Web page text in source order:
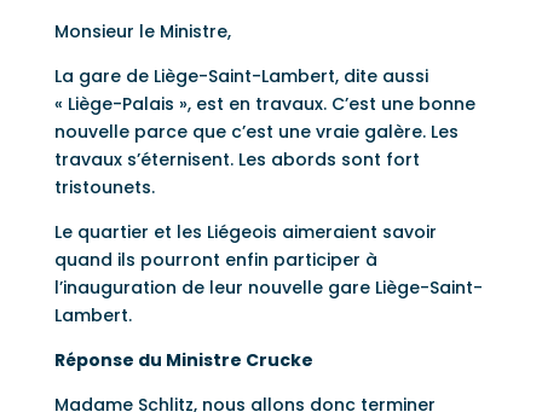
Monsieur le Ministre,
La gare de Liège-Saint-Lambert, dite aussi
« Liège-Palais », est en travaux. C’est une bonne
nouvelle parce que c’est une vraie galère. Les
travaux s’éternisent. Les abords sont fort
tristounets.
Le quartier et les Liégeois aimeraient savoir
quand ils pourront enfin participer à
l’inauguration de leur nouvelle gare Liège-Saint-
Lambert.
Réponse du Ministre Crucke
Madame Schlitz, nous allons donc terminer